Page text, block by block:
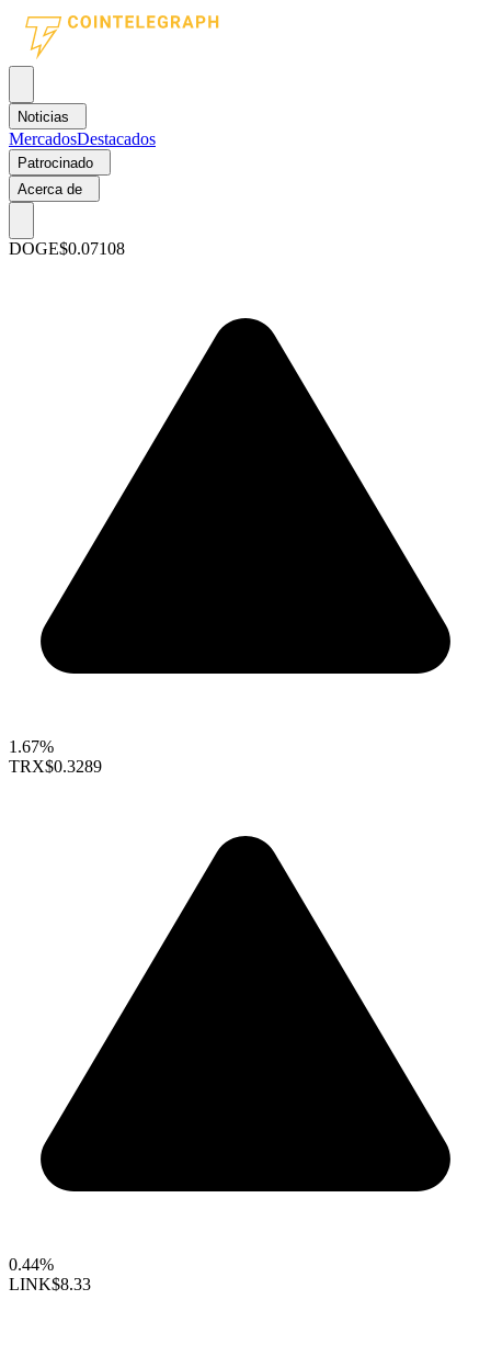
Noticias
MercadosDestacados
Patrocinado
Acerca de
DOGE$0.07108
1.67%
TRX$0.3289
0.44%
LINK$8.33